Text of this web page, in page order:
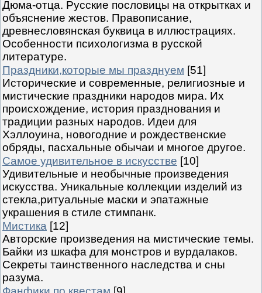
Дюма-отца. Русские пословицы на открытках и
объяснение жестов. Правописание,
древнесловянская буквица в иллюстрациях.
Особенности психологизма в русской
литературе.
Праздники,которые мы празднуем [51]
Исторические и современные, религиозные и
мистические праздники народов мира. Их
происхождение, история празднования и
традиции разных народов. Идеи для
Хэллоуина, новогодние и рождественские
обряды, пасхальные обычаи и многое другое.
Самое удивительное в искусстве [10]
Удивительные и необычные произведения
искусства. Уникальные коллекции изделий из
стекла,ритуальные маски и эпатажные
украшения в стиле стимпанк.
Мистика [12]
Авторские произведения на мистические темы.
Байки из шкафа для монстров и вурдалаков.
Секреты таинственного наследства и сны
разума.